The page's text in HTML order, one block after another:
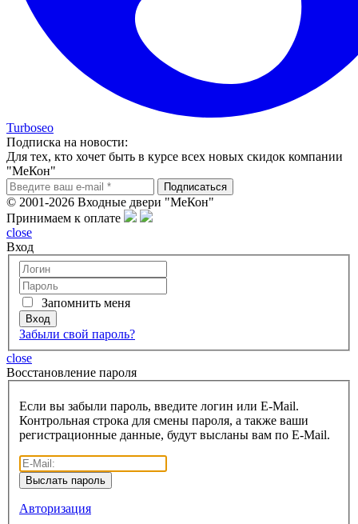
Turboseo
Подписка на новости:
Для тех, кто хочет быть в курсе всех новых скидок компании
"МеКон"
© 2001-2026 Входные двери "МеКон"
Принимаем к оплате
close
Вход
Запомнить меня
Забыли свой пароль?
close
Восcтановление пароля
Если вы забыли пароль, введите логин или E-Mail.
Контрольная строка для смены пароля, а также ваши
регистрационные данные, будут высланы вам по E-Mail.
Авторизация